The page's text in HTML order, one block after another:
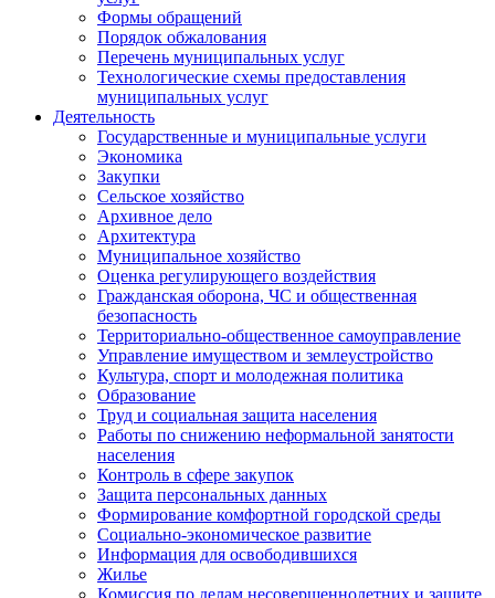
Формы обращений
Порядок обжалования
Перечень муниципальных услуг
Технологические схемы предоставления
муниципальных услуг
Деятельность
Государственные и муниципальные услуги
Экономика
Закупки
Сельское хозяйство
Архивное дело
Архитектура
Муниципальное хозяйство
Оценка регулирующего воздействия
Гражданская оборона, ЧС и общественная
безопасность
Территориально-общественное самоуправление
Управление имуществом и землеустройство
Культура, спорт и молодежная политика
Образование
Труд и социальная защита населения
Работы по снижению неформальной занятости
населения
Контроль в сфере закупок
Защита персональных данных
Формирование комфортной городской среды
Социально-экономическое развитие
Информация для освободившихся
Жилье
Комиссия по делам несовершеннолетних и защите